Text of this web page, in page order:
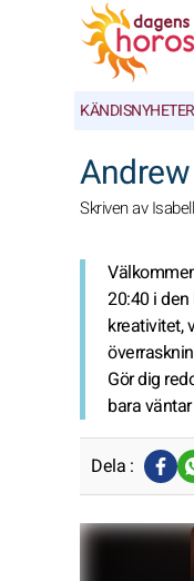
KÄNDISNYHETER
Skriven av
20:40 i
kreativitet,
Gör dig
bara
Dela :